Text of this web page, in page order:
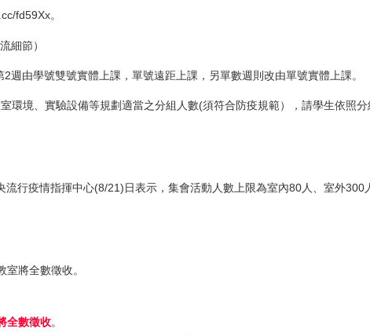
fd59Xx。
細節）
由學號雙號實體上課，單號遠距上課，另單數週則改由單號實體上課。
境、實驗設備等規劃適當之分組人數(須符合防疫規範），請學生依照
流行疫情指揮中心(8/21)日表示，集會活動人數上限為室內80人、室外
將全數徵收。
全數徵收。